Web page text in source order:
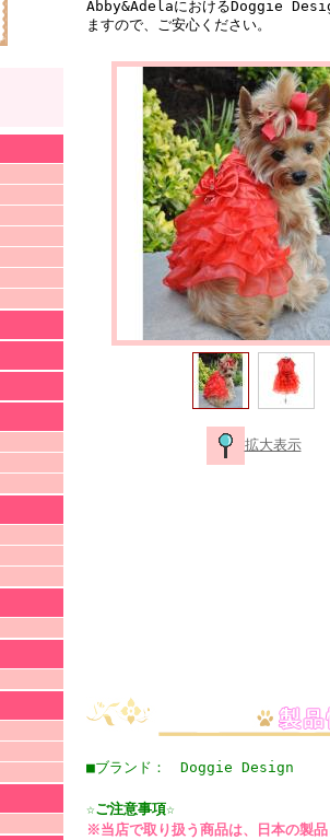
Abby&AdelaにおけるDoggie
ますので、ご安心ください。
拡大表示
■ブランド： Doggie Design
☆ご注意事項☆
※当店で取り扱う商品は、日本の製